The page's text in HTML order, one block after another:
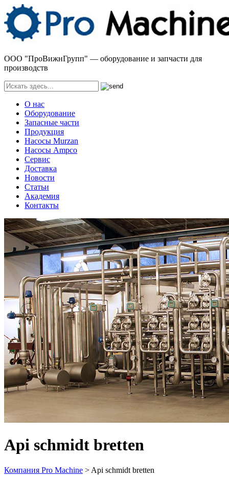
ООО "ПроВижнГрупп" — оборудование и запчасти для
производств
О нас
Оборудование
Запасные части
Продукция
Насосы Murzan
Насосы Ampco
Сервис
Доставка
Новости
Статьи
Академия
Контакты
Api schmidt bretten
Компания Pro Мachine > Api schmidt bretten